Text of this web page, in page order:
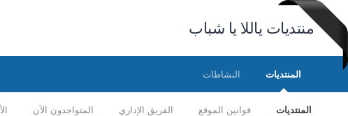
منتديات ياللا يا شباب
المنتديات
المنتديات قوانين الموقع الفريق الإداري المتواجدون الآن
النشاطات